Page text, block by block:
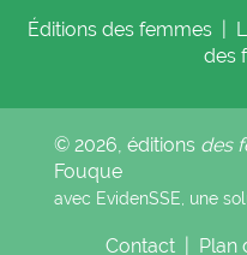
Éditions des femmes
des
© 2026, éditions des
Fouque
avec EvidenSSE, une
Contact Plan